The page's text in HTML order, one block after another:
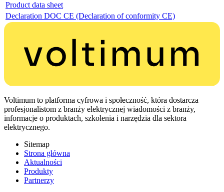
Product data sheet
Declaration DOC CE (Declaration of conformity CE)
Voltimum to platforma cyfrowa i społeczność, która dostarcza
profesjonalistom z branży elektrycznej wiadomości z branży,
informacje o produktach, szkolenia i narzędzia dla sektora
elektrycznego.
Sitemap
Strona główna
Aktualności
Produkty
Partnerzy